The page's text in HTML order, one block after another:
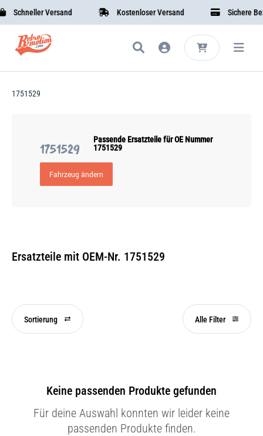
Schneller Versand Kostenloser Versand Sichere
1751529
1751529
Passende Ersatzteile für OE Nummer
1751529
Fahrzeug ändern
Ersatzteile mit OEM-Nr. 1751529
Sortierung Alle Filter
Keine passenden Produkte gefunden
Für deine Auswahl konnten wir leider keine
passenden Produkte finden.